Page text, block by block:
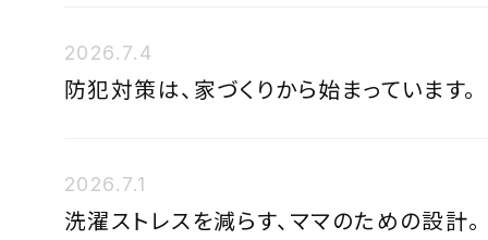
2026.7.4
防犯対策は、家づくりから始まっています。
2026.7.1
洗濯ストレスを減らす、ママのための設計。